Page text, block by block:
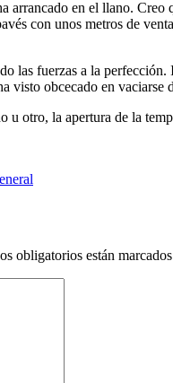
arrancado en el llano.
con unos metros de
las fuerzas a la
visto obcecado en
u otro, la apertura de la
obligatorios están